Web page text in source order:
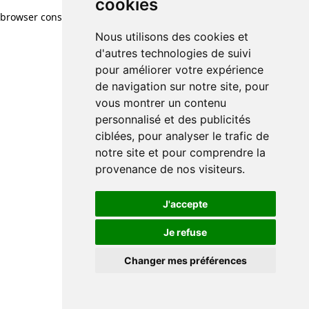
cookies
Nous utilisons des cookies et
d'autres technologies de suivi
pour améliorer votre expérience
de navigation sur notre site, pour
vous montrer un contenu
personnalisé et des publicités
ciblées, pour analyser le trafic de
notre site et pour comprendre la
provenance de nos visiteurs.
J'accepte
Je refuse
Changer mes préférences
browser console for more information)